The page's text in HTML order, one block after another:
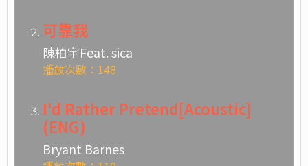
可靠我
陳柏宇Feat. sica
播放次數：148
I'd Rather Pretend[Acoustic]
(ENG)
Bryant Barnes